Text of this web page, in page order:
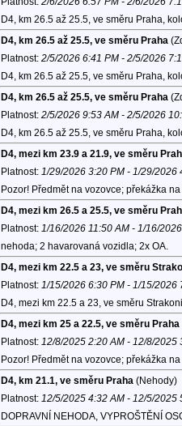
D4, km 26.5 až 25.5, ve směru Praha,
D4, km 26.5 až 25.5, ve směru Praha
Platnost: 2/5/2026 6:41 PM - 2/5/2026
D4, km 26.5 až 25.5, ve směru Praha,
D4, km 26.5 až 25.5, ve směru Praha
Platnost: 2/5/2026 9:53 AM - 2/5/2026
D4, km 26.5 až 25.5, ve směru Praha,
D4, mezi km 23.9 a 21.9, ve směru
Platnost: 1/29/2026 3:20 PM - 1/29/2026
Pozor! Předmět na vozovce; překážka
D4, mezi km 26.5 a 25.5, ve směru
Platnost: 1/16/2026 11:50 AM - 1/16/
nehoda; 2 havarovaná vozidla; 2x OA.
D4, mezi km 22.5 a 23, ve směru
Platnost: 1/15/2026 6:30 PM - 1/15/2026
D4, mezi km 22.5 a 23, ve směru
D4, mezi km 25 a 22.5, ve směru Praha
Platnost: 12/8/2025 2:20 AM - 12/8/2025
Pozor! Předmět na vozovce; překážka
D4, km 21.1, ve směru Praha (Nehody)
Platnost: 12/5/2025 4:32 AM - 12/5/2025
DOPRAVNÍ NEHODA, VYPROŠTĚNÍ